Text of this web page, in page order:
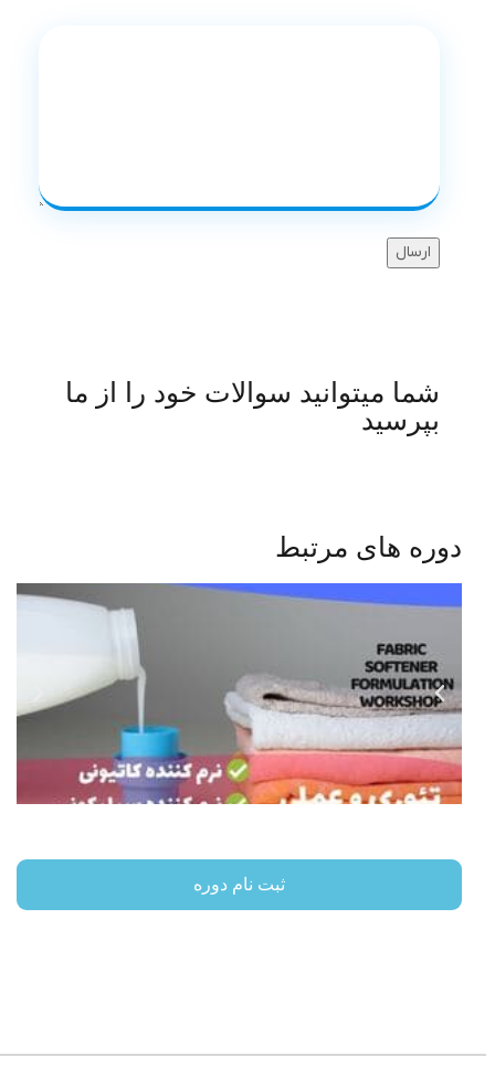
شما میتوانید سوالات خود را از ما
بپرسید
دوره های مرتبط
ثبت نام دوره